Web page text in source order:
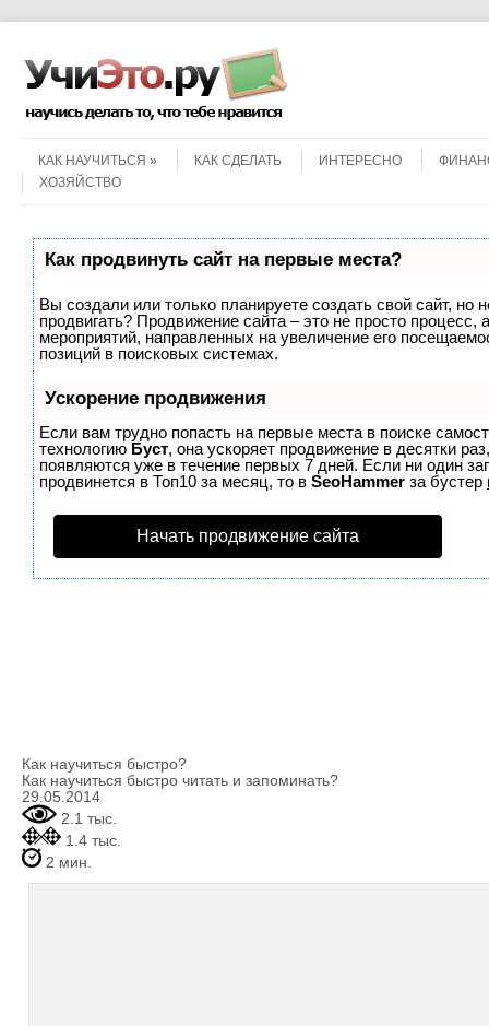
КАК НАУЧИТЬСЯ
КАК СДЕЛАТЬ ИНТЕРЕСНО
ХОЗЯЙСТВО
Как продвинуть сайт на первые места?
Вы создали или только планируете создать свой сайт, но
продвигать? Продвижение сайта – это не просто процесс,
мероприятий, направленных на увеличение его
позиций в поисковых системах.
Ускорение продвижения
Если вам трудно попасть на первые места в поиске
технологию Буст, она ускоряет продвижение в десятки
появляются уже в течение первых 7 дней. Если ни один
продвинется в Топ10 за месяц, то в SeoHammer за бустер
Начать продвижение сайта
Как научиться быстро?
Как научиться быстро читать и запоминать?
29.05.2014
2.1 тыс.
1.4 тыс.
2 мин.